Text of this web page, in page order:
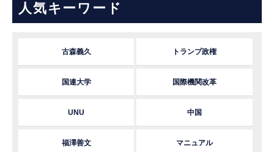
人気キーワード
古森義久 トランプ政権
国連大学 国際機関改革
UNU 中国
福澤善文 マニュアル